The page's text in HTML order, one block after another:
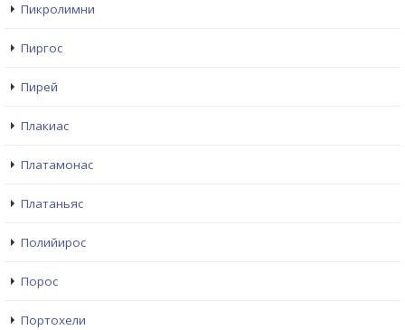
Пикролимни
Пиргос
Пирей
Плакиас
Платамонас
Платаньяс
Полийирос
Порос
Портохели